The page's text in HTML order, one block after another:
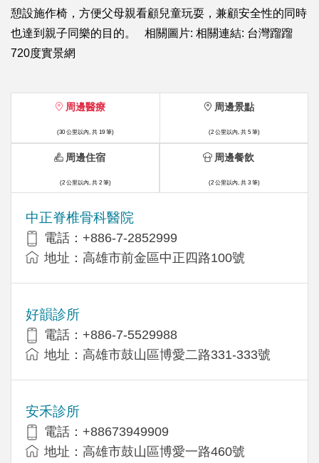
憩設施作椅，方便父母親看顧兒童玩耍，兼顧安全性的同時
也達到親子同樂的目的。 相關圖片: 相關連結: 台灣蹓蹓
720度實景網
周邊醫療
(30 公里以內, 共 19 筆)
中正脊椎骨科醫院
電話：+886-7-2852999
地址：高雄市前金區中正四路100號
好韻診所
電話：+886-7-5529988
地址：高雄市鼓山區博愛二路331-333號
安禾診所
電話：+88673949909
地址：高雄市鼓山區博愛一路460號
周邊景點
(2 公里以內, 共 5 筆)
周邊住宿
(2 公里以內, 共 2 筆)
周邊餐飲
(2 公里以內, 共 3 筆)